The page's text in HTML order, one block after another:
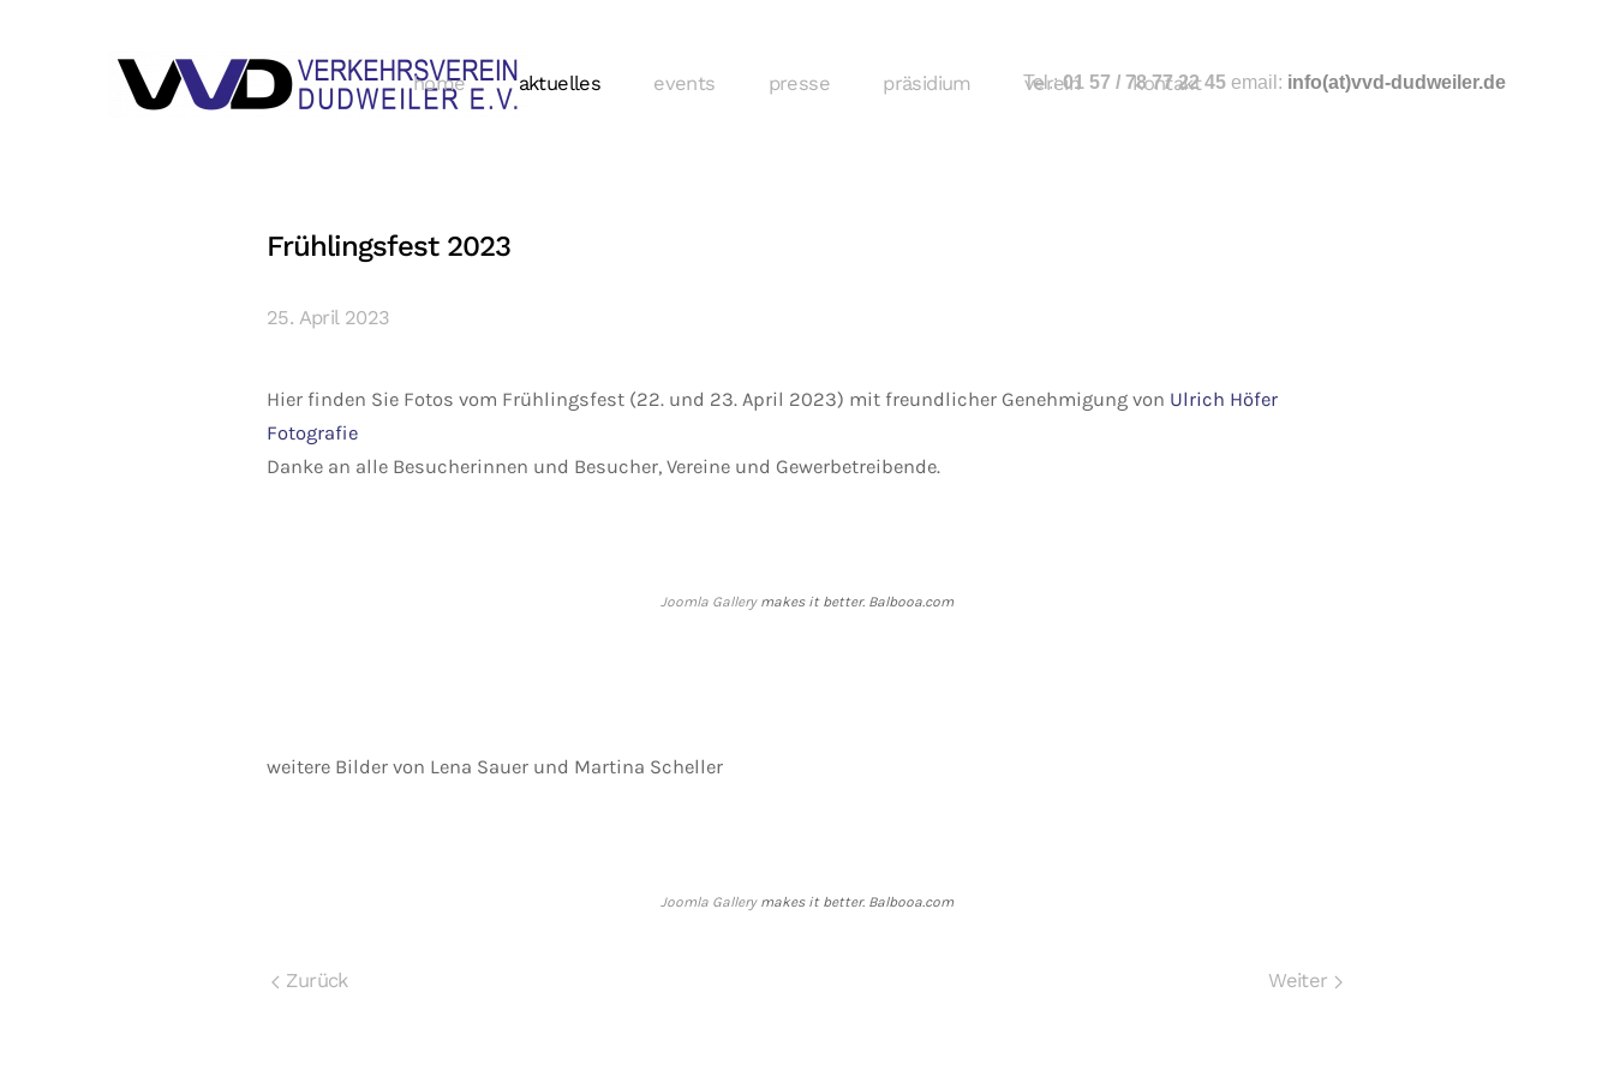
home aktuelles events presse präsidium verein kontakt
Tel.:01 57 / 78 77 22 45 email: info(at)vvd-dudweiler.de
Frühlingsfest 2023
25. April 2023
Hier finden Sie Fotos vom Frühlingsfest (22. und 23. April 2023) mit freundlicher Genehmigung von Ulrich Höfer
Fotografie
Danke an alle Besucherinnen und Besucher, Vereine und Gewerbetreibende.
Joomla Gallerymakes it better. Balbooa.com
weitere Bilder von Lena Sauer und Martina Scheller
Joomla Gallerymakes it better. Balbooa.com
Zurück Weiter